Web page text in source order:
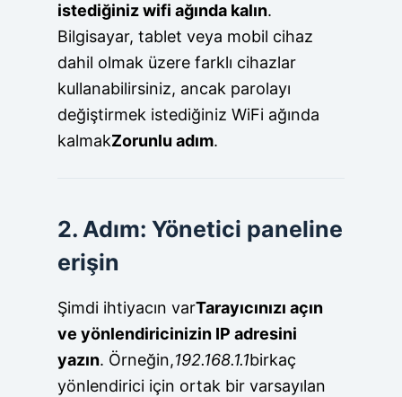
istediğiniz wifi ağında kalın.
Bilgisayar, tablet veya mobil cihaz
dahil olmak üzere farklı cihazlar
kullanabilirsiniz, ancak parolayı
değiştirmek istediğiniz WiFi ağında
kalmakZorunlu adım.
2. Adım: Yönetici paneline
erişin
Şimdi ihtiyacın varTarayıcınızı açın
ve yönlendiricinizin IP adresini
yazın. Örneğin,192.168.1.1birkaç
yönlendirici için ortak bir varsayılan